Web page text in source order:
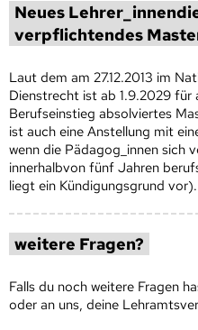
Neues
verpflichtendes
Laut dem am 27.12.2013 im
Dienstrecht ist ab 1.9.2029 für
Berufseinstieg absolviertes
ist auch eine Anstellung mit
wenn die Pädagog_innen sich
innerhalbvon fünf Jahren
liegt ein Kündigungsgrund vor).
weitere Fragen?
Falls du noch weitere Fragen
oder an uns, deine